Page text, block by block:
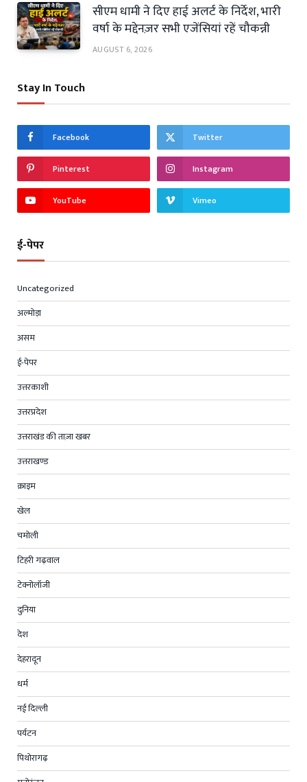
सीएम धामी ने दिए हाई अलर्ट के निर्देश, भारी
वर्षा के मद्देनज़र सभी एजेंसियां रहें चौकन्नी
AUGUST 6, 2026
Stay In Touch
Facebook Twitter
Pinterest Instagram
YouTube Vimeo
ई-पेपर
Uncategorized
अल्मोड़ा
असम
ई-पेपर
उत्तरकाशी
उत्तरप्रदेश
उत्तराखंड की ताज़ा खबर
उत्तराखण्ड
क्राइम
खेल
चमोली
टिहरी गढ़वाल
टेक्नोलॉजी
दुनिया
देश
देहरादून
धर्म
नई दिल्ली
पर्यटन
पिथोरागढ़